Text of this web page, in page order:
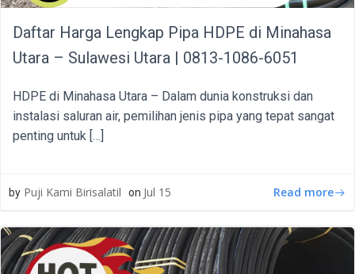
Daftar Harga Lengkap Pipa HDPE di Minahasa
Utara – Sulawesi Utara | 0813-1086-6051
HDPE di Minahasa Utara – Dalam dunia konstruksi dan
instalasi saluran air, pemilihan jenis pipa yang tepat sangat
penting untuk […]
by Puji Kami Birisalatil on Jul 15 Read more